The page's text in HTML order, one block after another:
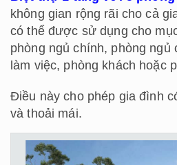
không gian rộng rãi cho cả
có thể được sử dụng cho
phòng ngủ chính, phòng ngủ
làm việc, phòng khách hoặc
Điều này cho phép gia đình
và thoải mái.